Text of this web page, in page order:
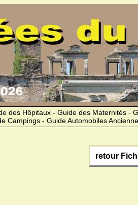
des Hôpitaux - Guide des Maternités -
Campings - Guide Automobiles
retour